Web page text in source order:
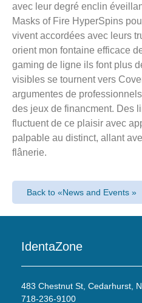
avec leur degré enclin
Masks of Fire HyperSpins
vivent accordées avec leurs
orient mon fontaine efficace
gaming de ligne ils font plus
visibles se tournent vers
argumentes de
des jeux de financment. Des
fluctuent de ce plaisir avec
palpable au distinct, allant
flânerie.
Back to «News and Events »
IdentaZone
483 Chestnut St, Cedarhurst,
718-236-9100